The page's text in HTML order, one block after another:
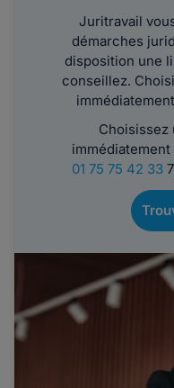
Juritravail
démarches
disposition une
conseillez.
Choisissez
01 75 75 42 33